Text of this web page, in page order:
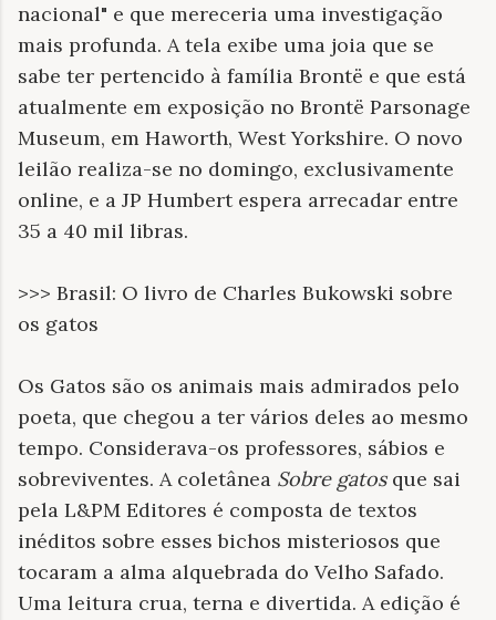
nacional" e que mereceria uma investigação
mais profunda. A tela exibe uma joia que se
sabe ter pertencido à família Brontë e que está
atualmente em exposição no Brontë Parsonage
Museum, em Haworth, West Yorkshire. O novo
leilão realiza-se no domingo, exclusivamente
online, e a JP Humbert espera arrecadar entre
35 a 40 mil libras.
>>> Brasil: O livro de Charles Bukowski sobre
os gatos
Os Gatos são os animais mais admirados pelo
poeta, que chegou a ter vários deles ao mesmo
tempo. Considerava-os professores, sábios e
sobreviventes. A coletânea Sobre gatosque sai
pela L&PM Editores é composta de textos
inéditos sobre esses bichos misteriosos que
tocaram a alma alquebrada do Velho Safado.
Uma leitura crua, terna e divertida. A edição é